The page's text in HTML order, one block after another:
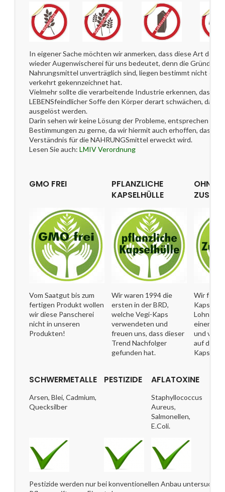
In eigener Sache möchten wir anmerken, dass diese Art der
wieder Augenwischerei für uns bedeutet, denn die Gründe,
Nahrungsmittel unverträglich sind, liegen bestimmt nicht
verkehrt gekennzeichnet hat.
Vielmehr sollte die verarbeitende Industrie erkennen, dass
LEBENSfeindlicher Soffe den Körper derart schwächen, dass
ausgelöst werden.
Darin sehen wir keine Lösung der Probleme, entsprechen
Bestimmungen zu gerne, da wir hiermit auch erhoffen, dass
Verständnis für die NAHRUNGSmittel erweckt wird.
Lesen Sie auch: LMIV Verordnung
GMO FREI
PFLANZLICHE
KAPSELHÜLLE
OHNE
Vom Saatgut bis zum
fertigen Produkt wollen
wir diese Panscherei
nicht in unseren
Produkten!
Wir waren 1994 die
ersten in der BRD,
welche Vegi-Kaps
verwendeten und
freuen uns, dass dieser
Trend Nachfolger
gefunden hat.
Wir
Kapseln
einen
und
auf das,
Kapsel
SCHWERMETALLE PESTIZIDE AFLATOXINE
Arsen, Blei, Cadmium,
Quecksilber
Staphyllococcus
Aureus,
Salmonellen,
E.Coli.
Pestizide werden nur bei konventionellen Anbau untersucht,